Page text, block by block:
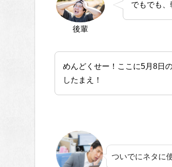
後輩
でもでも
めんどくせー！ここに5月8日
したまえ！
ついでにネタに